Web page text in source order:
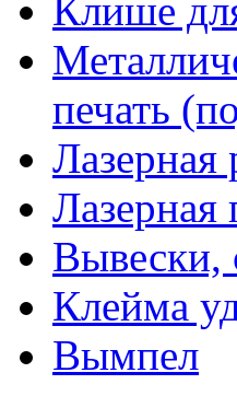
Клише
печать
Лазерная
Лазерная
Вывески,
Клейма
Вымпел